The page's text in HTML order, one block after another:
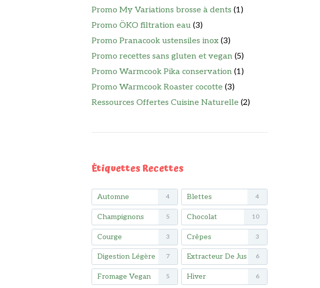
Promo My Variations brosse à dents (1)
Promo ÖKO filtration eau (3)
Promo Pranacook ustensiles inox (3)
Promo recettes sans gluten et vegan (5)
Promo Warmcook Pika conservation (1)
Promo Warmcook Roaster cocotte (3)
Ressources Offertes Cuisine Naturelle (2)
Étiquettes Recettes
Automne 4 Blettes 4
Champignons 5 Chocolat 10
Courge 3 Crêpes 3
Digestion Légère 7 Extracteur De Jus 6
Fromage Vegan 5 Hiver 6